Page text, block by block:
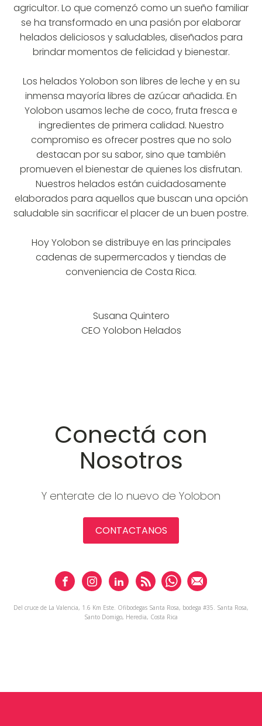
agricultor. Lo que comenzó como un sueño familiar
se ha transformado en una pasión por elaborar
helados deliciosos y saludables, diseñados para
brindar momentos de felicidad y bienestar.
Los helados Yolobon son libres de leche y en su
inmensa mayoría libres de azúcar añadida. En
Yolobon usamos leche de coco, fruta fresca e
ingredientes de primera calidad. Nuestro
compromiso es ofrecer postres que no solo
destacan por su sabor, sino que también
promueven el bienestar de quienes los disfrutan.
Nuestros helados están cuidadosamente
elaborados para aquellos que buscan una opción
saludable sin sacrificar el placer de un buen postre.
Hoy Yolobon se distribuye en las principales
cadenas de supermercados y tiendas de
conveniencia de Costa Rica.
Susana Quintero
CEO Yolobon Helados
Conectá con
Nosotros
Y enterate de lo nuevo de Yolobon
CONTACTANOS
Del cruce de La Valencia, 1.6 Km Este. Ofibodegas Santa Rosa, bodega #35. Santa Rosa,
Santo Domigo, Heredia, Costa Rica